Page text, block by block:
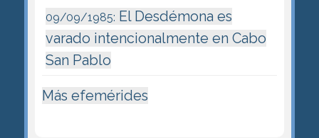
09/09/1985: El Desdémona es
varado intencionalmente en Cabo
San Pablo
Más efemérides